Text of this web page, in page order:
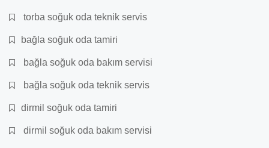
torba soğuk oda teknik servis
bağla soğuk oda tamiri
bağla soğuk oda bakım servisi
bağla soğuk oda teknik servis
dirmil soğuk oda tamiri
dirmil soğuk oda bakım servisi